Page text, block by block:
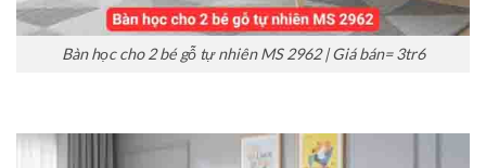
Bàn học cho 2 bé gỗ tự nhiên MS 2962 | Giá bán= 3tr6